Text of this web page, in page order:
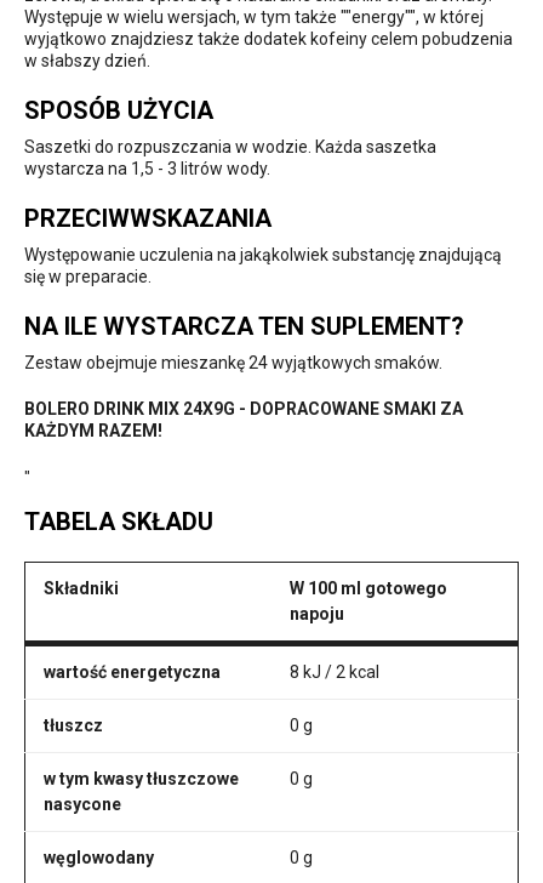
Występuje w wielu wersjach, w tym także ""energy"", w której
wyjątkowo znajdziesz także dodatek kofeiny celem pobudzenia
w słabszy dzień.
SPOSÓB UŻYCIA
Saszetki do rozpuszczania w wodzie. Każda saszetka
wystarcza na 1,5 - 3 litrów wody.
PRZECIWWSKAZANIA
Występowanie uczulenia na jakąkolwiek substancję znajdującą
się w preparacie.
NA ILE WYSTARCZA TEN SUPLEMENT?
Zestaw obejmuje mieszankę 24 wyjątkowych smaków.
BOLERO DRINK MIX 24X9G - DOPRACOWANE SMAKI ZA
KAŻDYM RAZEM!
"
TABELA SKŁADU
Składniki
W 100 ml gotowego
napoju
wartość energetyczna 8 kJ / 2 kcal
tłuszcz 0 g
w tym kwasy tłuszczowe
nasycone
0 g
węglowodany 0 g